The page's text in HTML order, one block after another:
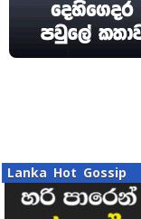
Lanka Hot Gossip